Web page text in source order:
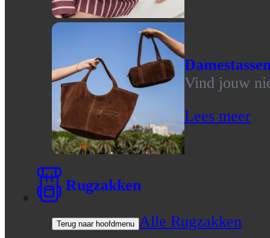
Vind jouw
Lees meer
Rugzakken
Terug naar hoofdmenu Alle Rugzakken